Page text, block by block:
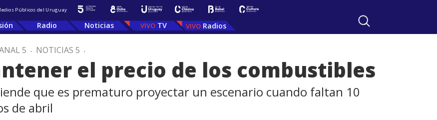
Públicos del Uruguay
Radio Noticias TV Radios
5 . NOTICIAS 5 .
el precio de los combustibles
que es prematuro proyectar un escenario cuando faltan 10
de abril